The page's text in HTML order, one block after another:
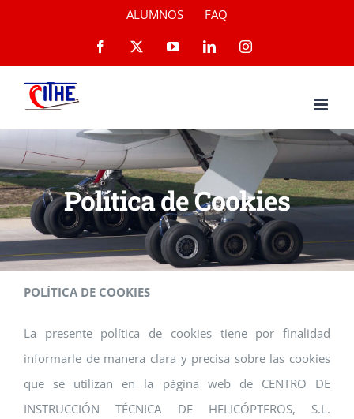
contenido
ALUMNOS FAQ
Facebook YouTubeLinkedInInstagram
Política de Cookies
POLÍTICA DE COOKIES
La presente política de cookies tiene por finalidad
informarle de manera clara y precisa sobre las cookies
que se utilizan en la página web de CENTRO DE
INSTRUCCIÓN TÉCNICA DE HELICÓPTEROS, S.L.